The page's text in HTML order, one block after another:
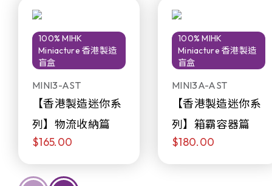
100% MIHK
Miniacture 香港製造
盲盒
MINI3-AST
【香港製造迷你系
列】物流收納篇
$165.00
100% MIHK
Miniacture 香港製造
盲盒
MINI3A-AST
【香港製造迷你系
列】箱霸容器篇
$180.00